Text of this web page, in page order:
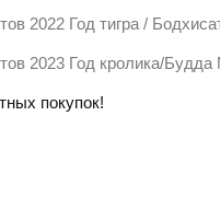
2022 Год тигра /
2023 Год кролика/
покупок!